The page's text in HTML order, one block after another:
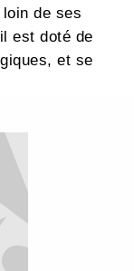
de ses
est doté de
et se